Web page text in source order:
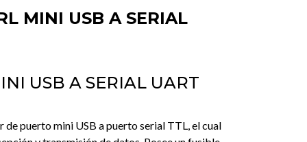
MINI USB A SERIAL
USB A SERIAL UART
de puerto mini USB a puerto serial TTL, el cual